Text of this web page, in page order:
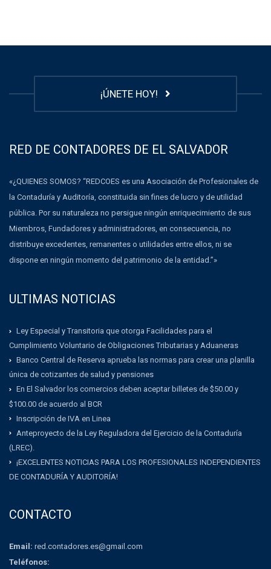
¡ÚNETE HOY!
RED DE CONTADORES DE EL SALVADOR
«¿QUIENES SOMOS? “REDCOES es una Asociación de Profesionales de
la Contaduría y Auditoría, constituida sin fines de lucro y de utilidad
pública. Por su naturaleza no persigue ningún enriquecimiento de sus
Miembros, Fundadores y administradores, en consecuencia, no
distribuye excedentes, remanentes o utilidades entre ellos, ni se
dispone en ningún momento del patrimonio de la entidad.”»
ULTIMAS NOTICIAS
Ley Especial y Transitoria que otorga Facilidades para el
Cumplimiento Voluntario de Obligaciones Tributarias y Aduaneras
Banco Central de Reserva aprueba las normas para crear una planilla
única de cotizantes de salud y pensiones
En El Salvador los comercios deben aceptar billetes de $50.00 y
$100.00 de acuerdo al BCR
Inscripción de IVA en Linea
Anteproyecto de la Ley Reguladora del Ejercicio de la Contaduría
(LREC).
¡EXCELENTES NOTICIAS PARA LOS PROFESIONALES INDEPENDIENTES
DE CONTADURÍA Y AUDITORÍA!
CONTACTO
Email: red.contadores.es@gmail.com
Teléfonos: